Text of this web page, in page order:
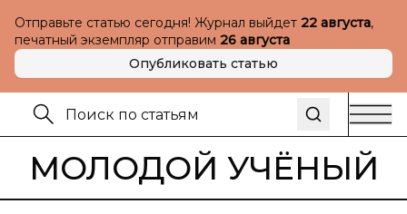
Отправьте статью сегодня! Журнал выйдет 22 августа,
печатный экземпляр отправим 26 августа
Опубликовать статью
МОЛОДОЙ УЧЁНЫЙ